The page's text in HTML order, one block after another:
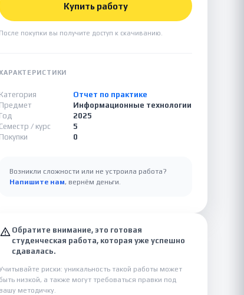
Купить работу
После покупки вы получите доступ к скачиванию.
Категория
Отчет по практике
Предмет
Информационные технологии
Год
2025
Семестр / курс
5
Покупки
0
Возникли сложности или не устроила работа?
Напишите нам, вернём деньги.
Обратите внимание, это готовая
студенческая работа, которая уже успешно
сдавалась.
риски: уникальность такой работы может
быть низкой, а также могут требоваться правки под
вашу методичку.